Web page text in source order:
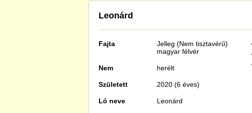
Leonárd
Fajta
Jelleg (Nem tisztavérű)
magyar félvér
Nem herélt
Született 2020 (6 éves)
Ló neve Leonárd